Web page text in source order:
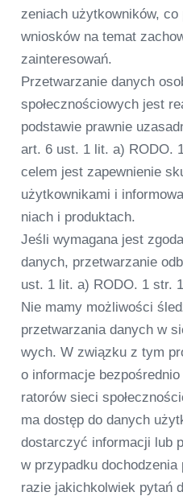
ze­niach użyt­kow­ni­ków, co
wni­o­s­ków na temat
zain­te­re­so­wań.
Przet­warza­nie danych
społecz­nościo­wych jest
pod­sta­wie praw­nie
art. 6 ust. 1 lit. a) RODO.
celem jest zapew­ni­e­nie
użyt­kow­ni­kami i
niach i pro­duktach.
Jeśli wyma­gana jest
danych, przet­warza­nie
ust. 1 lit. a) RODO. 1 str.
Nie mamy moż­li­wości
przet­warza­nia danych w
wych. W związku z tym
o infor­macje
ra­torów sieci
ma dostęp do danych
dost­ar­c­zyć infor­macji lub
w przy­padku
razie jakich­kol­wiek pytań